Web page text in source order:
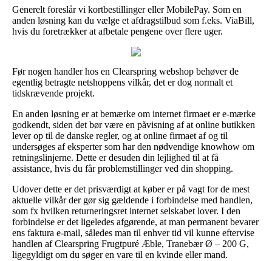
Generelt foreslår vi kortbestillinger eller MobilePay. Som en
anden løsning kan du vælge et afdragstilbud som f.eks. ViaBill,
hvis du foretrækker at afbetale pengene over flere uger.
Før nogen handler hos en Clearspring webshop behøver de
egentlig betragte netshoppens vilkår, det er dog normalt et
tidskrævende projekt.
En anden løsning er at bemærke om internet firmaet er e-mærke
godkendt, siden det bør være en påvisning af at online butikken
lever op til de danske regler, og at online firmaet af og til
undersøges af eksperter som har den nødvendige knowhow om
retningslinjerne. Dette er desuden din lejlighed til at få
assistance, hvis du får problemstillinger ved din shopping.
Udover dette er det prisværdigt at køber er på vagt for de mest
aktuelle vilkår der gør sig gældende i forbindelse med handlen,
som fx hvilken returneringsret internet selskabet lover. I den
forbindelse er det ligeledes afgørende, at man permanent bevarer
ens faktura e-mail, således man til enhver tid vil kunne eftervise
handlen af Clearspring Frugtpuré Æble, Tranebær Ø – 200 G,
ligegyldigt om du søger en vare til en kvinde eller mand.